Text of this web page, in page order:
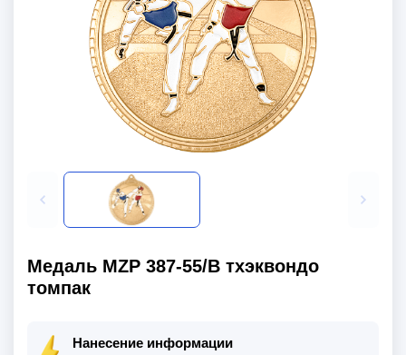
Медаль MZP 387-55/В тхэквондо
томпак
Нанесение информации